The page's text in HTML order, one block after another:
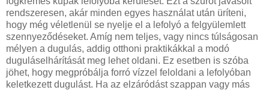
rendszeresen, akár minden egyes használat után üríteni,
hogy még véletlenül se nyelje el a lefolyó a felgyülemlett
szennyeződéseket. Amíg nem teljes, vagy nincs túlságosan
mélyen a dugulás, addig otthoni praktikákkal a modó
duguláselhárítását meg lehet oldani. Ez esetben is szóba
jöhet, hogy megpróbálja forró vízzel feloldani a lefolyóban
keletkezett dugulást. Ha az elzáródást szappan vagy más